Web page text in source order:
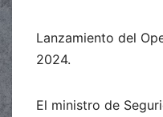
Lanzamiento del
2024.
El ministro de